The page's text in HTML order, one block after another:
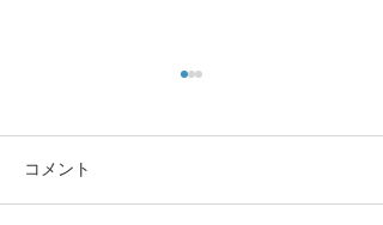
コメント